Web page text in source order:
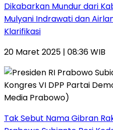
Dikabarkan Mundur dari
Mulyani Indrawati dan
Klarifikasi
20 Maret 2025 | 08:36 WIB
Tak Sebut Nama Gibran